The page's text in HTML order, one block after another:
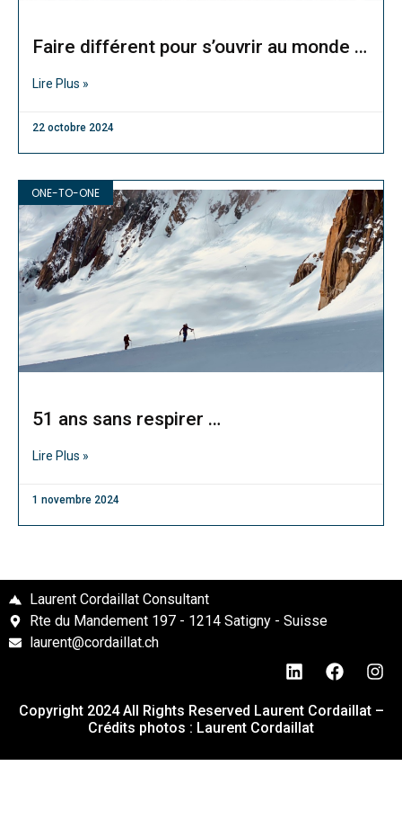
Faire différent pour s’ouvrir au monde …
Lire Plus »
22 octobre 2024
ONE-TO-ONE
51 ans sans respirer …
Lire Plus »
1 novembre 2024
Laurent Cordaillat Consultant
Rte du Mandement 197 - 1214 Satigny - Suisse
laurent@cordaillat.ch
Copyright 2024 All Rights Reserved Laurent Cordaillat –
Crédits photos : Laurent Cordaillat